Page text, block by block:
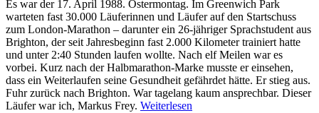
Es war der 17. April 1988. Ostermontag. Im Greenwich Park
warteten fast 30.000 Läuferinnen und Läufer auf den Startschuss
zum London-Marathon – darunter ein 26-jähriger Sprachstudent aus
Brighton, der seit Jahresbeginn fast 2.000 Kilometer trainiert hatte
und unter 2:40 Stunden laufen wollte. Nach elf Meilen war es
vorbei. Kurz nach der Halbmarathon-Marke musste er einsehen,
dass ein Weiterlaufen seine Gesundheit gefährdet hätte. Er stieg aus.
Fuhr zurück nach Brighton. War tagelang kaum ansprechbar. Dieser
Läufer war ich, Markus Frey. Weiterlesen